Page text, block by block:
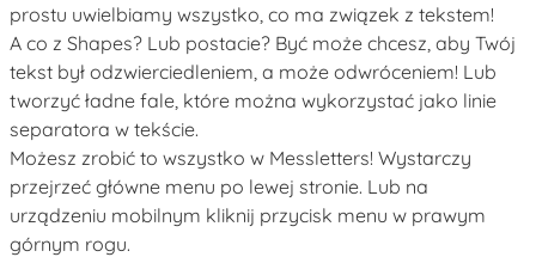
prostu uwielbiamy wszystko, co ma związek z tekstem!
A co z Shapes? Lub postacie? Być może chcesz, aby Twój
tekst był odzwierciedleniem, a może odwróceniem! Lub
tworzyć ładne fale, które można wykorzystać jako linie
separatora w tekście.
Możesz zrobić to wszystko w Messletters! Wystarczy
przejrzeć główne menu po lewej stronie. Lub na
urządzeniu mobilnym kliknij przycisk menu w prawym
górnym rogu.